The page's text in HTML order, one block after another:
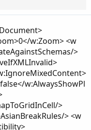
w:Zoom> <w
>
w:AlwaysShowPl
>
> <w